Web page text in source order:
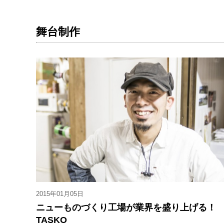
舞台制作
2015年01月05日
ニューものづくり工場が業界を盛り上げる
TASKO